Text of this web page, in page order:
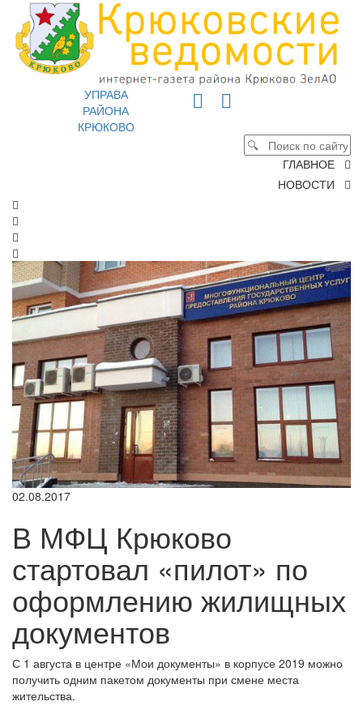
УПРАВА
РАЙОНА
КРЮКОВО
ГЛАВНОЕ
НОВОСТИ
02.08.2017
В МФЦ Крюково
стартовал «пилот» по
оформлению жилищных
документов
С 1 августа в центре «Мои документы» в корпусе 2019 можно
получить одним пакетом документы при смене места
жительства.